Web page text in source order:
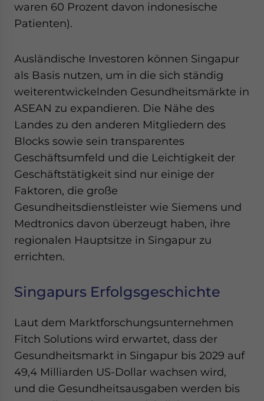
waren 60 Prozent davon indonesische
Patienten).
Ausländische Investoren können Singapur
als Basis nutzen, um in die sich ständig
weiterentwickelnden Gesundheitsmärkte in
ASEAN zu expandieren. Die Nähe des
Landes zu den anderen Mitgliedern des
Blocks sowie sein transparentes
Geschäftsumfeld und die Leichtigkeit der
Geschäftstätigkeit sind nur einige der
Faktoren, die große
Gesundheitsdienstleister wie Siemens und
Medtronics davon überzeugt haben, ihre
regionalen Hauptsitze in Singapur zu
errichten.
Singapurs Erfolgsgeschichte
Laut dem Marktforschungsunternehmen
Fitch Solutions wird erwartet, dass der
Gesundheitsmarkt in Singapur bis 2029 auf
49,4 Milliarden US-Dollar wachsen wird,
und die Gesundheitsausgaben werden bis